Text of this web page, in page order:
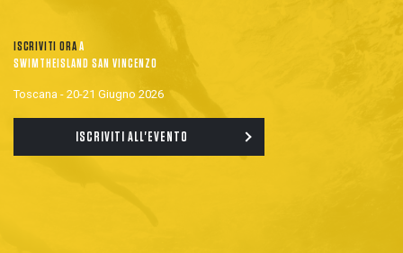
ISCRIVITI ORAA
SWIMTHEISLAND SAN VINCENZO
Toscana - 20-21 Giugno 2026
ISCRIVITI ALL'EVENTO